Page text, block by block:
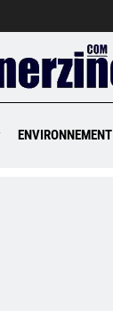
ENVIRONNEMENT